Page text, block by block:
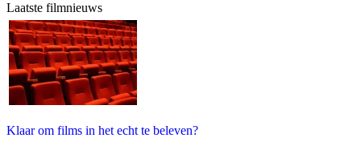
Laatste filmnieuws
Klaar om films in het echt te beleven?